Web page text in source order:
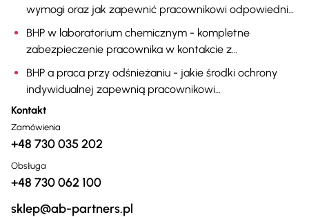
wymogi oraz jak zapewnić pracownikowi odpowiednią
ochronę?
BHP w laboratorium chemicznym - kompletne
zabezpieczenie pracownika w kontakcie z
substancjami chemicznymi
BHP a praca przy odśnieżaniu - jakie środki ochrony
indywidualnej zapewnią pracownikowi
bezpieczeństwo
Kontakt
Zamówienia
+48 730 035 202
Obsługa
+48 730 062 100
sklep@ab-partners.pl